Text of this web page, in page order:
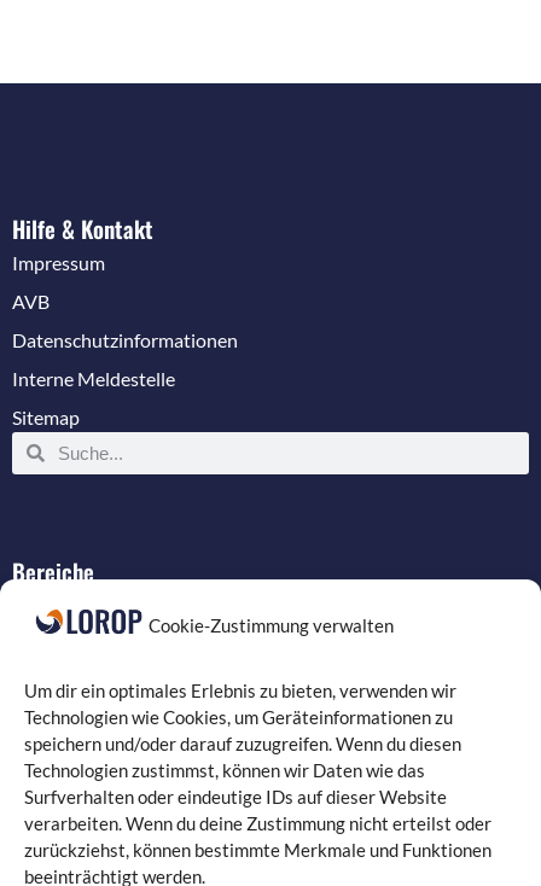
Cookie-Zustimmung verwalten
Um dir ein optimales Erlebnis zu bieten, verwenden wir
Technologien wie Cookies, um Geräteinformationen zu
speichern und/oder darauf zuzugreifen. Wenn du diesen
Technologien zustimmst, können wir Daten wie das
Surfverhalten oder eindeutige IDs auf dieser Website
verarbeiten. Wenn du deine Zustimmung nicht erteilst oder
zurückziehst, können bestimmte Merkmale und Funktionen
beeinträchtigt werden.
Bereiche
Verkabelung
Compliance
Programmierung
Hilfe & Kontakt
Impressum
AVB
Datenschutzinformationen
Interne Meldestelle
Sitemap